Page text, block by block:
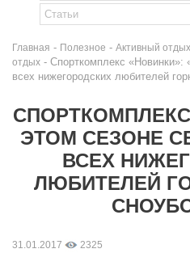
Главная - Полезное - Активный отдых
отдых - Cпорткомплекс
всех нижегородских любителей
ЭТОМ СЕЗОНЕ
ВСЕХ
ЛЮБИТЕЛЕЙ
31.01.2017 2325